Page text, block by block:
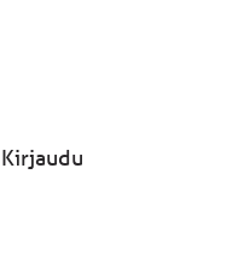
Kirjaudu